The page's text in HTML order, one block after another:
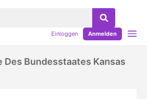
Einloggen Anmelden
Des Bundesstaates Kansas